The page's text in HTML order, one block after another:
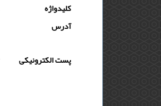
کلیدواژه
آدرس
پست الکترونیکی